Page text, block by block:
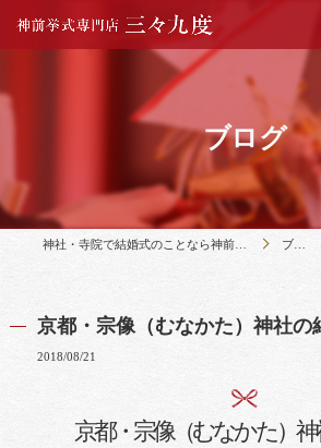
ブログ
神社・寺院で結婚式のことなら神前挙式専門店三々九度 ブログ
京都・宗像（むなかた）神社の
2018/08/21
京都・宗像（むなかた）